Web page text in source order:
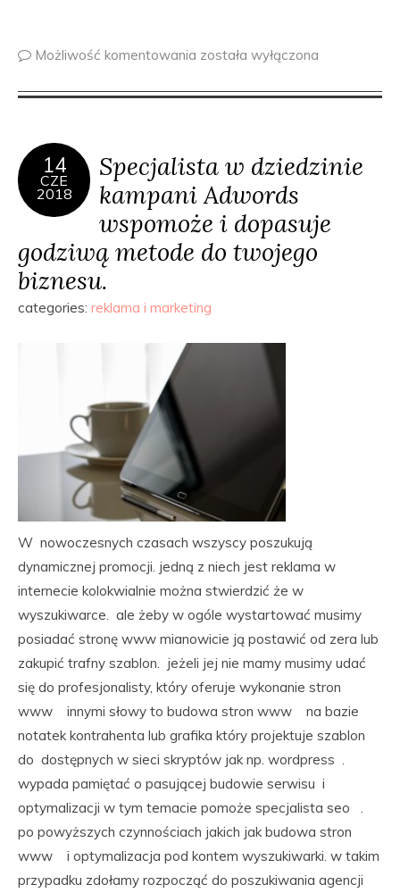
Możliwość komentowania została wyłączona
14
CZE
2018
Specjalista w dziedzinie
kampani Adwords
wspomoże i dopasuje
godziwą metode do twojego
biznesu.
categories: reklama i marketing
W nowoczesnych czasach wszyscy poszukują
dynamicznej promocji. jedną z niech jest reklama w
internecie kolokwialnie można stwierdzić że w
wyszukiwarce. ale żeby w ogóle wystartować musimy
posiadać stronę www mianowicie ją postawić od zera lub
zakupić trafny szablon. jeżeli jej nie mamy musimy udać
się do profesjonalisty, który oferuje wykonanie stron
www innymi słowy to budowa stron www na bazie
notatek kontrahenta lub grafika który projektuje szablon
do dostępnych w sieci skryptów jak np. wordpress .
wypada pamiętać o pasującej budowie serwisu i
optymalizacji w tym temacie pomoże specjalista seo .
po powyższych czynnościach jakich jak budowa stron
www i optymalizacja pod kontem wyszukiwarki. w takim
przypadku zdołamy rozpocząć do poszukiwania agencji